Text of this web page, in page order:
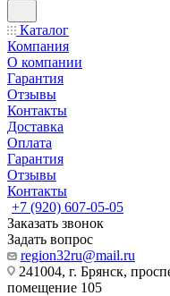
Каталог
Компания
О компании
Гарантия
Отзывы
Контакты
Доставка
Оплата
Гарантия
Отзывы
Контакты
+7 (920) 607-05-05
Заказать звонок
Задать вопрос
region32ru@mail.ru
241004, г. Брянск,
помещение 105